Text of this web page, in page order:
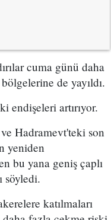
cuma günü daha
de yayıldı.
endişeleri artırıyor.
Hadramevt'teki son
yeniden
bu yana geniş çaplı
söyledi.
katılmaları